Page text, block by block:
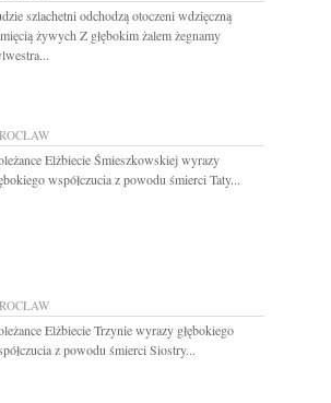
szlachetni odchodzą otoczeni wdzięczną
żywych Z głębokim żalem żegnamy
Elżbiecie Śmieszkowskiej wyrazy
współczucia z powodu śmierci Taty...
Elżbiecie Trzynie wyrazy głębokiego
z powodu śmierci Siostry...